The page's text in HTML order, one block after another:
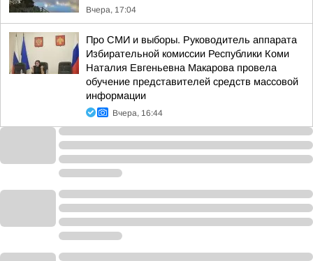
Вчера, 17:04
Про СМИ и выборы. Руководитель аппарата
Избирательной комиссии Республики Коми
Наталия Евгеньевна Макарова провела
обучение представителей средств массовой
информации
Вчера, 16:44